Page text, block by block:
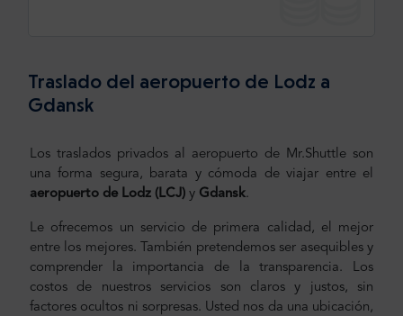
Traslado del aeropuerto de Lodz a
Gdansk
Los traslados privados al aeropuerto de Mr.Shuttle son
una forma segura, barata y cómoda de viajar entre el
aeropuerto de Lodz (LCJ) y Gdansk.
Le ofrecemos un servicio de primera calidad, el mejor
entre los mejores. También pretendemos ser asequibles y
comprender la importancia de la transparencia. Los
costos de nuestros servicios son claros y justos, sin
factores ocultos ni sorpresas. Usted nos da una ubicación,